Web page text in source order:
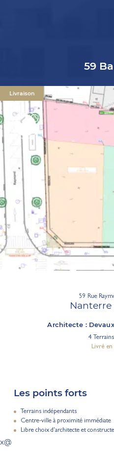
59
Livraison
59 Rue
Architecte :
4
Livré
Les points forts
Terrains indépendants
Centre-ville à proximité immédiate
Libre choix d'architecte et
x@